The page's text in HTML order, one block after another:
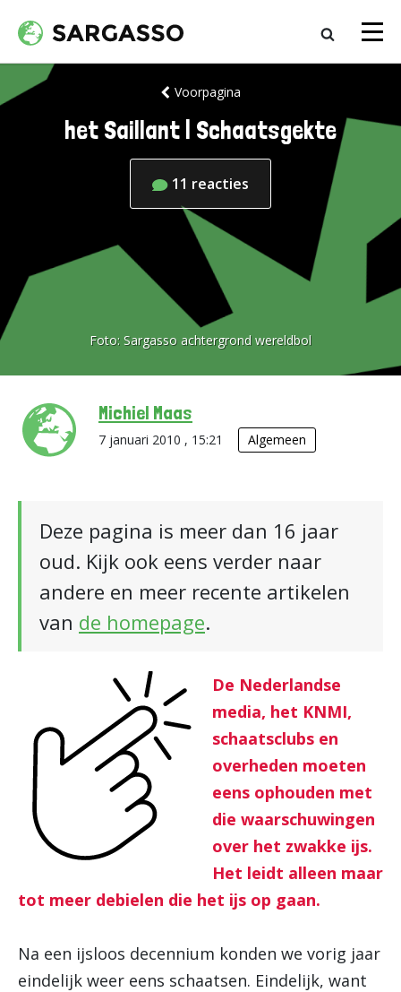
Voorpagina
het Saillant | Schaatsgekte
11 reacties
Foto: Sargasso achtergrond wereldbol
Michiel Maas
7 januari 2010 , 15:21 Algemeen
Deze pagina is meer dan 16 jaar
oud. Kijk ook eens verder naar
andere en meer recente artikelen
van de homepage.
De Nederlandse
media, het KNMI,
schaatsclubs en
overheden moeten
eens ophouden met
die waarschuwingen
over het zwakke ijs.
Het leidt alleen maar
tot meer debielen die het ijs op gaan.
Na een ijsloos decennium konden we vorig jaar
eindelijk weer eens schaatsen. Eindelijk, want